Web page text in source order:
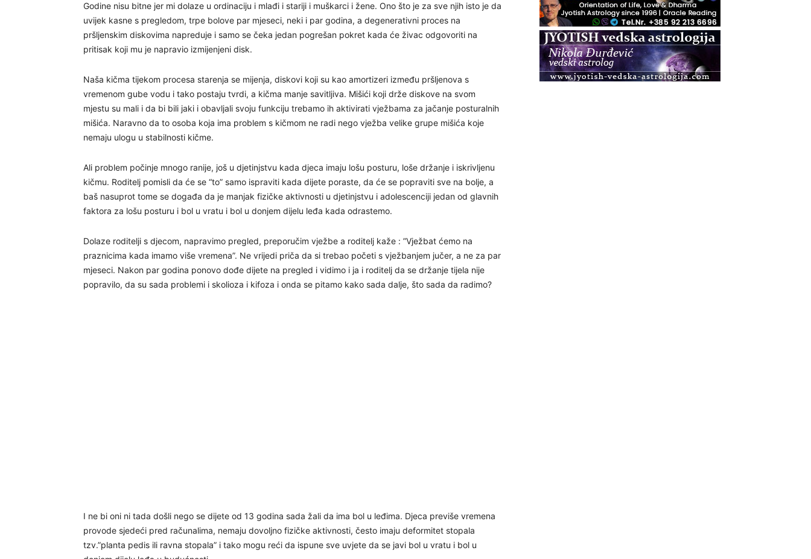
Godine nisu bitne jer mi dolaze u ordinaciju i mlađi i stariji i muškarci i žene. Ono što je za sve njih isto je da
uvijek kasne s pregledom, trpe bolove par mjeseci, neki i par godina, a degenerativni proces na
pršljenskim diskovima napreduje i samo se čeka jedan pogrešan pokret kada će živac odgovoriti na
pritisak koji mu je napravio izmijenjeni disk.
Naša kičma tijekom procesa starenja se mijenja, diskovi koji su kao amortizeri između pršljenova s
vremenom gube vodu i tako postaju tvrdi, a kičma manje savitljiva. Mišići koji drže diskove na svom
mjestu su mali i da bi bili jaki i obavljali svoju funkciju trebamo ih aktivirati vježbama za jačanje posturalnih
mišića. Naravno da to osoba koja ima problem s kičmom ne radi nego vježba velike grupe mišića koje
nemaju ulogu u stabilnosti kičme.
Ali problem počinje mnogo ranije, još u djetinjstvu kada djeca imaju lošu posturu, loše držanje i iskrivljenu
kičmu. Roditelj pomisli da će se “to” samo ispraviti kada dijete poraste, da će se popraviti sve na bolje, a
baš nasuprot tome se događa da je manjak fizičke aktivnosti u djetinjstvu i adolescenciji jedan od glavnih
faktora za lošu posturu i bol u vratu i bol u donjem dijelu leđa kada odrastemo.
Dolaze roditelji s djecom, napravimo pregled, preporučim vježbe a roditelj kaže : ”Vježbat ćemo na
praznicima kada imamo više vremena”. Ne vrijedi priča da si trebao početi s vježbanjem jučer, a ne za par
mjeseci. Nakon par godina ponovo dođe dijete na pregled i vidimo i ja i roditelj da se držanje tijela nije
popravilo, da su sada problemi i skolioza i kifoza i onda se pitamo kako sada dalje, što sada da radimo?
I ne bi oni ni tada došli nego se dijete od 13 godina sada žali da ima bol u leđima. Djeca previše vremena
provode sjedeći pred računalima, nemaju dovoljno fizičke aktivnosti, često imaju deformitet stopala
tzv.”planta pedis ili ravna stopala” i tako mogu reći da ispune sve uvjete da se javi bol u vratu i bol u
Radionica: Pomagači iz drugih dimenzija Online –
otvoreno za sve
21.08.
Zagreb+Online
Osnovni ThetaHealing® tečaj, Zagreb i Online
22.08.
Pula